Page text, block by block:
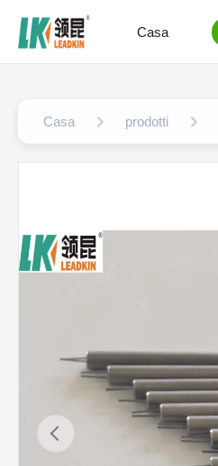
Casa
Casa prodotti